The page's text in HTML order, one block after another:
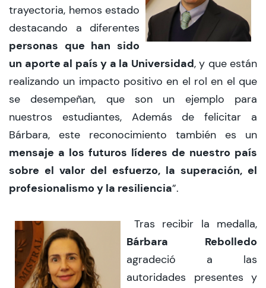
trayectoria, hemos estado
destacando a diferentes
personas que han sido
un aporte al país y a la Universidad, y que están
realizando un impacto positivo en el rol en el que
se desempeñan, que son un ejemplo para
nuestros estudiantes, Además de felicitar a
Bárbara, este reconocimiento también es un
mensaje a los futuros líderes de nuestro país
sobre el valor del esfuerzo, la superación, el
profesionalismo y la resiliencia”.
Tras recibir la medalla,
Bárbara Rebolledo
agradeció a las
autoridades presentes y